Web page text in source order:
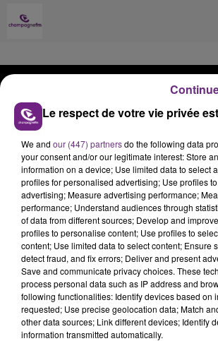
ACCUEIL RADIO
MÉDIAS
JEUX
Contacts Règlements
Mentions Légales
Gestion
Plan du site
Le respect de votre vie privée
We and our (447) partnersdo the following data
your consent and/or our legitimate interest: Store
information on a device; Use limited data to select
profiles for personalised advertising; Use profiles
advertising; Measure advertising performance;
performance; Understand audiences through
of data from different sources; Develop and
profiles to personalise content; Use profiles to
content; Use limited data to select content; Ensure
detect fraud, and fix errors; Deliver and present
Save and communicate privacy choices. These
process personal data such as IP address and
following functionalities: Identify devices based on
requested; Use precise geolocation data; Match
other data sources; Link different devices; Identify
information transmitted automatically.